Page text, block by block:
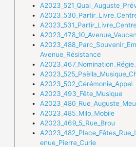
Avenue_Résistance
A2023_502_Cérémonie_Appel
A2023_493_Fête_Musique
A2023_485_Milo_Mobile
A2023_469_5_Rue_Brou
enue_Pierre_Curie